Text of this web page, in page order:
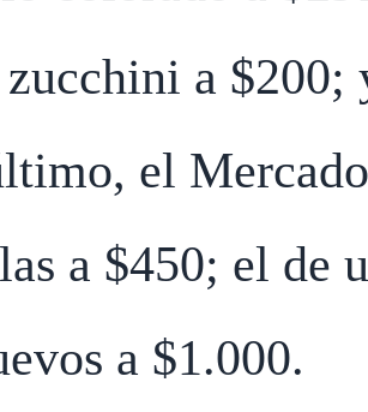
a $200;
el
a $450; el de
a $1.000.